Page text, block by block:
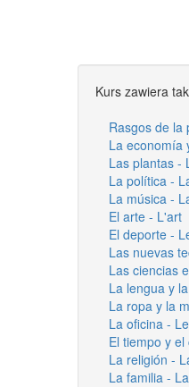
Kurs zawiera
Rasgos de la
La economía
Las plantas -
La política -
La música -
El arte - L'art
El deporte -
Las nuevas
Las ciencias
La lengua y
La ropa y la
La oficina -
El tiempo y
La religión -
La familia -